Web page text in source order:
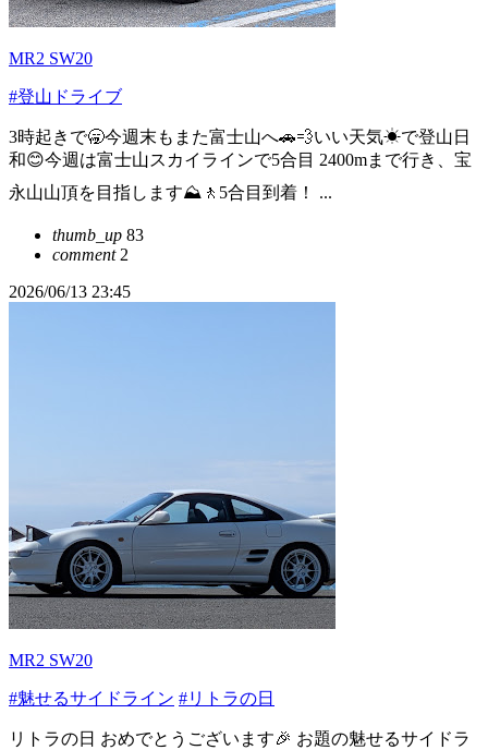
MR2 SW20
#登山ドライブ
3時起きで🥱今週末もまた富士山へ🚗💨いい天気☀で登山日
和😊今週は富士山スカイラインで5合目 2400mまで行き、宝
永山山頂を目指します⛰️🚶5合目到着！ ...
thumb_up 83
comment2
2026/06/13 23:45
MR2 SW20
#魅せるサイドライン #リトラの日
リトラの日 おめでとうございます🎉 お題の魅せるサイドラ